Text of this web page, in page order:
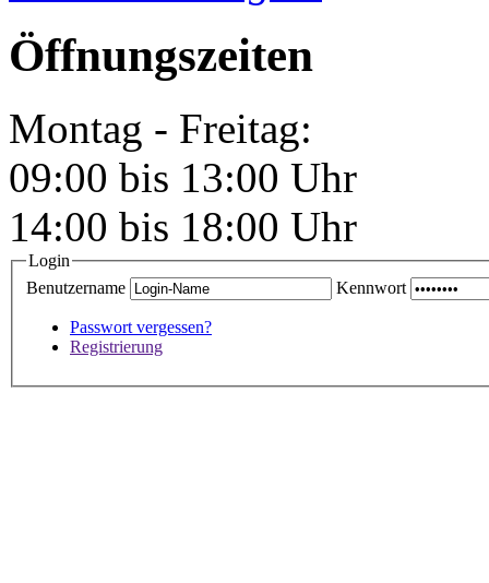
Öffnungszeiten
Montag - Freitag:
09:00 bis 13:00 Uhr
14:00 bis 18:00 Uhr
Login
Benutzername
Kennwort
Passwort vergessen?
Registrierung